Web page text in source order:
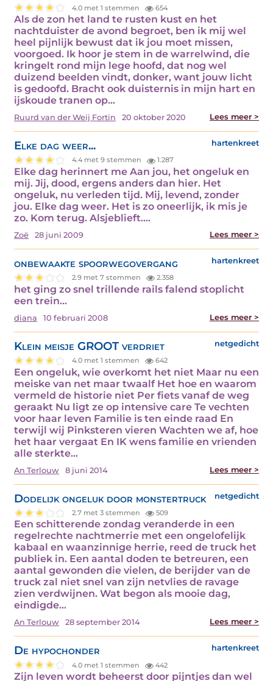
4.0 met 1 stemmen 654
Als de zon het land te rusten kust en het
nachtduister de avond begroet, ben ik mij wel
heel pijnlijk bewust dat ik jou moet missen,
voorgoed. Ik hoor je stem in de warrelwind, die
kringelt rond mijn lege hoofd, dat nog wel
duizend beelden vindt, donker, want jouw licht
is gedoofd. Bracht ook duisternis in mijn hart en
ijskoude tranen op…
Ruurd van der Weij Fortin 20 oktober 2020 Lees meer >
Elke dag weer... hartenkreet
4.4 met 9 stemmen 1.287
Elke dag herinnert me Aan jou, het ongeluk en
mij. Jij, dood, ergens anders dan hier. Het
ongeluk, nu verleden tijd. Mij, levend, zonder
jou. Elke dag weer. Het is zo oneerlijk, ik mis je
zo. Kom terug. Alsjeblieft.…
Zoë 28 juni 2009 Lees meer >
onbewaakte spoorwegovergang hartenkreet
2.9 met 7 stemmen 2.358
het ging zo snel trillende rails falend stoplicht
een trein…
diana 10 februari 2008 Lees meer >
Klein meisje GROOT verdriet netgedicht
4.0 met 1 stemmen 642
Een ongeluk, wie overkomt het niet Maar nu een
meiske van net maar twaalf Het hoe en waarom
vermeld de historie niet Per fiets vanaf de weg
geraakt Nu ligt ze op intensive care Te vechten
voor haar leven Familie is ten einde raad En
terwijl wij Pinksteren vieren Wachten we af, hoe
het haar vergaat En IK wens familie en vrienden
alle sterkte…
An Terlouw 8 juni 2014 Lees meer >
Dodelijk ongeluk door monstertruck netgedicht
2.7 met 3 stemmen 509
Een schitterende zondag veranderde in een
regelrechte nachtmerrie met een ongelofelijk
kabaal en waanzinnige herrie, reed de truck het
publiek in. Een aantal doden te betreuren, een
aantal gewonden die vielen, de berijder van de
truck zal niet snel van zijn netvlies de ravage
zien verdwijnen. Wat begon als mooie dag,
eindigde…
An Terlouw 28 september 2014 Lees meer >
De hypochonder hartenkreet
4.0 met 1 stemmen 442
Zijn leven wordt beheerst door pijntjes dan wel